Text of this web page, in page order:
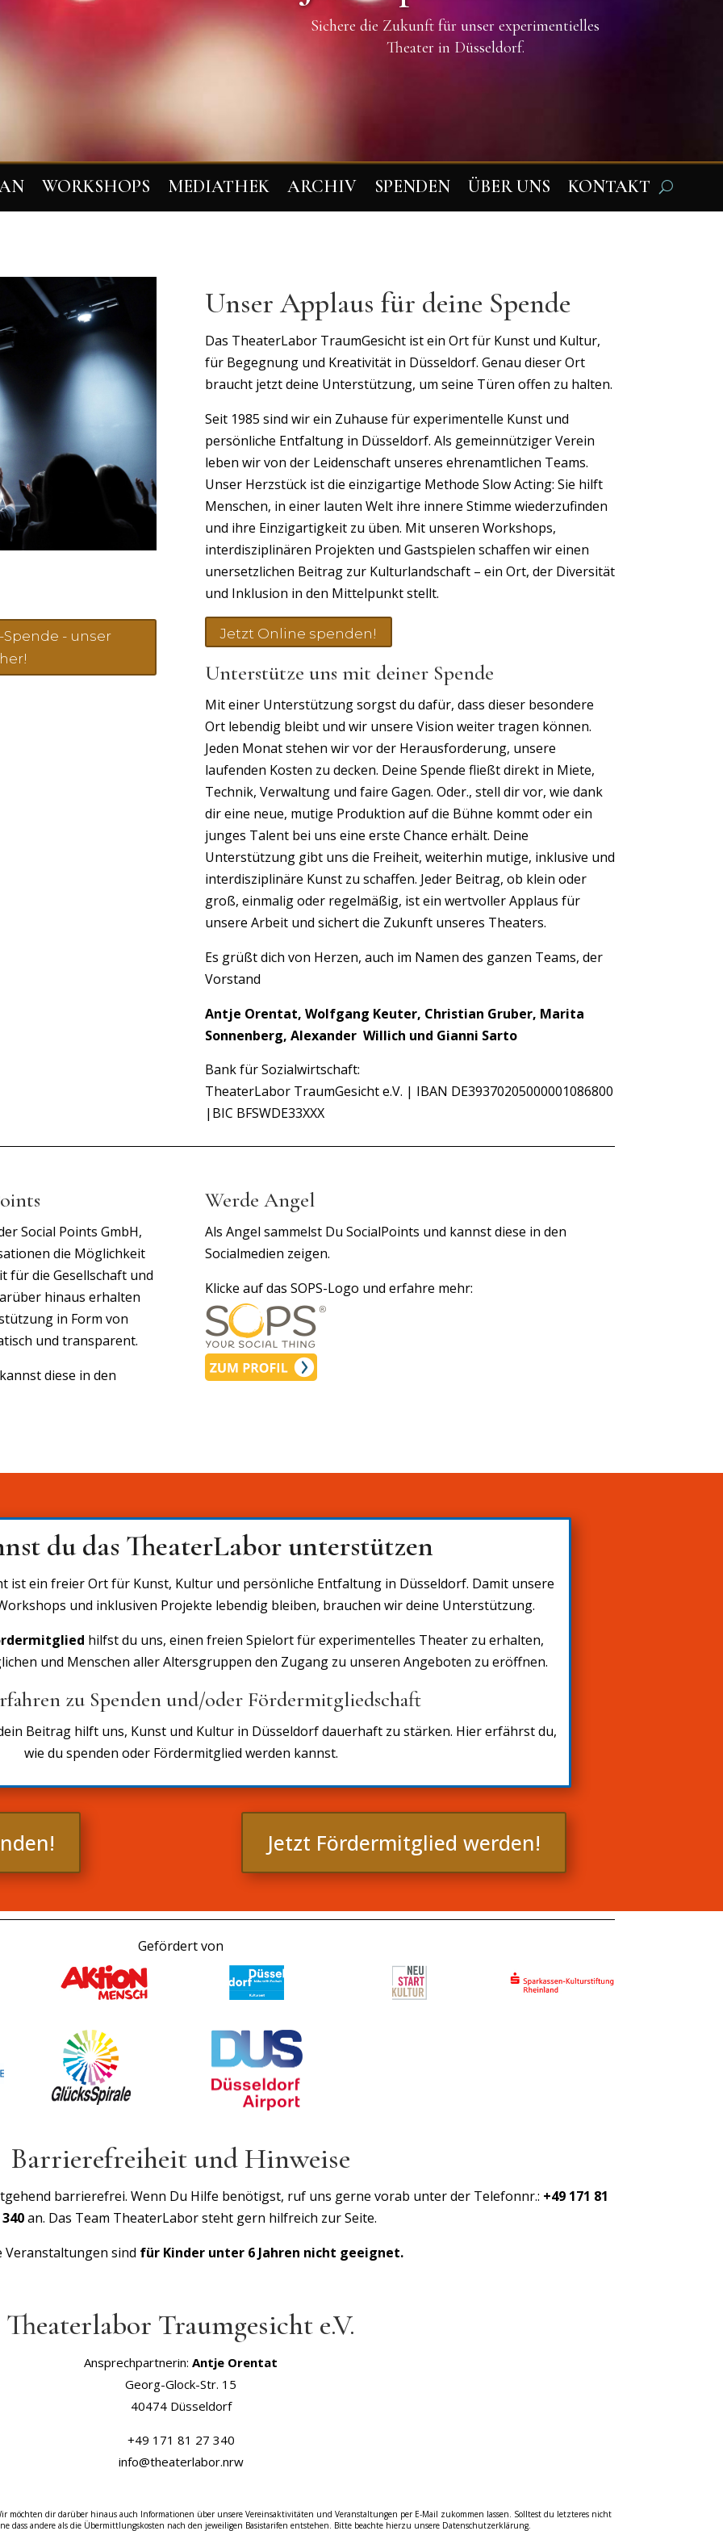
Sichere die Zukunft für unser experimentielles
Theater in Düsseldorf.
WORKSHOPS MEDIATHEK ARCHIV SPENDEN ÜBER UNS KONTAKT
- unser
Unser Applaus für deine Spende
Das TheaterLabor TraumGesicht ist ein Ort für Kunst und Kultur,
für Begegnung und Kreativität in Düsseldorf. Genau dieser Ort
braucht jetzt deine Unterstützung, um seine Türen offen zu halten.
Seit 1985 sind wir ein Zuhause für experimentelle Kunst und
persönliche Entfaltung in Düsseldorf. Als gemeinnütziger Verein
leben wir von der Leidenschaft unseres ehrenamtlichen Teams.
Unser Herzstück ist die einzigartige Methode Slow Acting: Sie hilft
Menschen, in einer lauten Welt ihre innere Stimme wiederzufinden
und ihre Einzigartigkeit zu üben. Mit unseren Workshops,
interdisziplinären Projekten und Gastspielen schaffen wir einen
unersetzlichen Beitrag zur Kulturlandschaft – ein Ort, der Diversität
und Inklusion in den Mittelpunkt stellt.
Jetzt Online spenden!
Unterstütze uns mit deiner Spende
Mit einer Unterstützung sorgst du dafür, dass dieser besondere
Ort lebendig bleibt und wir unsere Vision weiter tragen können.
Jeden Monat stehen wir vor der Herausforderung, unsere
laufenden Kosten zu decken. Deine Spende fließt direkt in Miete,
Technik, Verwaltung und faire Gagen. Oder., stell dir vor, wie dank
dir eine neue, mutige Produktion auf die Bühne kommt oder ein
junges Talent bei uns eine erste Chance erhält. Deine
Unterstützung gibt uns die Freiheit, weiterhin mutige, inklusive und
interdisziplinäre Kunst zu schaffen. Jeder Beitrag, ob klein oder
groß, einmalig oder regelmäßig, ist ein wertvoller Applaus für
unsere Arbeit und sichert die Zukunft unseres Theaters.
Es grüßt dich von Herzen, auch im Namen des ganzen Teams, der
Vorstand
Antje Orentat, Wolfgang Keuter, Christian Gruber, Marita
Sonnenberg, Alexander Willich und Gianni Sarto
Bank für Sozialwirtschaft:
TheaterLabor TraumGesicht e.V. | IBAN DE39370205000001086800
|BIC BFSWDE33XXX
Social Points GmbH,
die Möglichkeit
für die Gesellschaft und
hinaus erhalten
in Form von
und transparent.
diese in den
Werde Angel
Als Angel sammelst Du SocialPoints und kannst diese in den
Socialmedien zeigen.
Klicke auf das SOPS-Logo und erfahre mehr:
du das TheaterLabor unterstützen
ist ein freier Ort für Kunst, Kultur und persönliche Entfaltung in Düsseldorf. Damit unsere
und inklusiven Projekte lebendig bleiben, brauchen wir deine Unterstützung.
hilfst du uns, einen freien Spielort für experimentelles Theater zu erhalten,
und Menschen aller Altersgruppen den Zugang zu unseren Angeboten zu eröffnen.
zu Spenden und/oder Fördermitgliedschaft
Beitrag hilft uns, Kunst und Kultur in Düsseldorf dauerhaft zu stärken. Hier erfährst du,
wie du spenden oder Fördermitglied werden kannst.
Jetzt Fördermitglied werden!
Gefördert von
Barrierefreiheit und Hinweise
barrierefrei. Wenn Du Hilfe benötigst, ruf uns gerne vorab unter der Telefonnr.: +49 171 81
an. Das Team TheaterLabor steht gern hilfreich zur Seite.
Veranstaltungen sind für Kinder unter 6 Jahren nicht geeignet.
Theaterlabor Traumgesicht e.V.
Ansprechpartnerin: Antje Orentat
Georg-Glock-Str. 15
40474 Düsseldorf
+49 171 81 27 340
info@theaterlabor.nrw
möchten dir darüber hinaus auch Informationen über unsere Vereinsaktivitäten und Veranstaltungen per E-Mail zukommen lassen. Solltest du letzteres nicht
dass andere als die Übermittlungskosten nach den jeweiligen Basistarifen entstehen. Bitte beachte hierzu unsere Datenschutzerklärung.